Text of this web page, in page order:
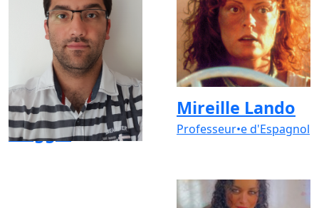
Mickaël Di
Maggio
Mireille Lando
Professeur•e d'Espagnol